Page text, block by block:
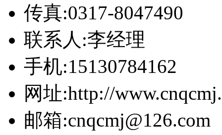
传真:0317-8047490
联系人:李经理
手机:15130784162
网址:http://
邮箱:cnqcmj@126.com